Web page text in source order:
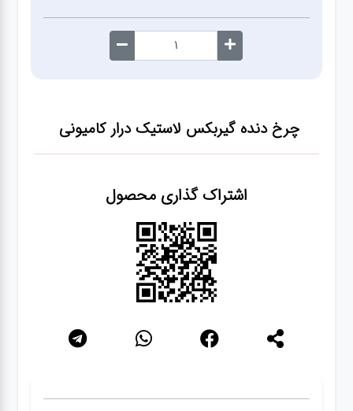
کارواش
معاینه
فنی
چرخ دنده گیربکس لاستیک درار کامیونی
اشتراک گذاری محصول